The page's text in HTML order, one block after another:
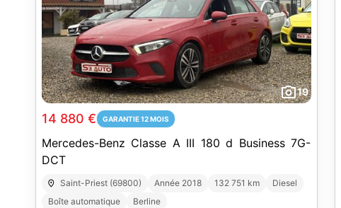
19
14 880 € GARANTIE 12 MOIS
Mercedes-Benz Classe A III 180 d Business 7G-
DCT
Saint-Priest (69800) Année 2018 132 751 km
Diesel
Boîte automatique
Berline